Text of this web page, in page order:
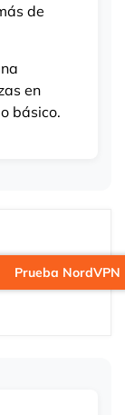
de
en
básico.
Prueba NordVPN